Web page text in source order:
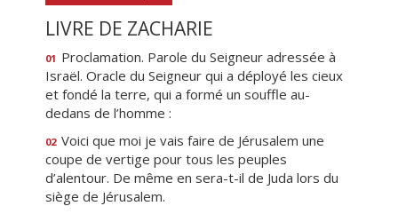
LIVRE DE ZACHARIE
01 Proclamation. Parole du Seigneur adressée à
Israël. Oracle du Seigneur qui a déployé les cieux
et fondé la terre, qui a formé un souffle au-
dedans de l’homme :
02 Voici que moi je vais faire de Jérusalem une
coupe de vertige pour tous les peuples
d’alentour. De même en sera-t-il de Juda lors du
siège de Jérusalem.